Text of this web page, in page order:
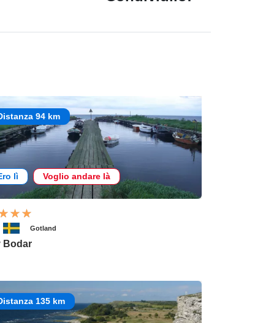
94 km
lì Voglio andare là
Gotland
Bodar
135 km